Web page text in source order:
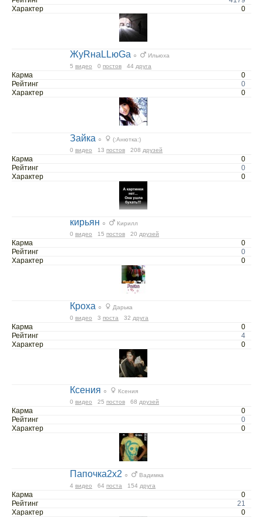
Характер
0
ЖуRнаLLюGа ○
Ильюха
5 видео 0 постов 44 друга
Карма
0
Рейтинг
0
Характер
0
Зайка ○
(:Анютка:)
0 видео 13 постов 208 друзей
Карма
0
Рейтинг
0
Характер
0
кирьян ○
Кирилл
0 видео 15 постов 20 друзей
Карма
0
Рейтинг
0
Характер
0
Кроха ○
Дарька
0 видео 3 поста 32 друга
Карма
0
Рейтинг
4
Характер
0
Ксения ○
Ксения
0 видео 25 постов 68 друзей
Карма
0
Рейтинг
0
Характер
0
Папочка2х2 ○
Вадимка
4 видео 64 поста 154 друга
Карма
0
Рейтинг
21
Характер
0